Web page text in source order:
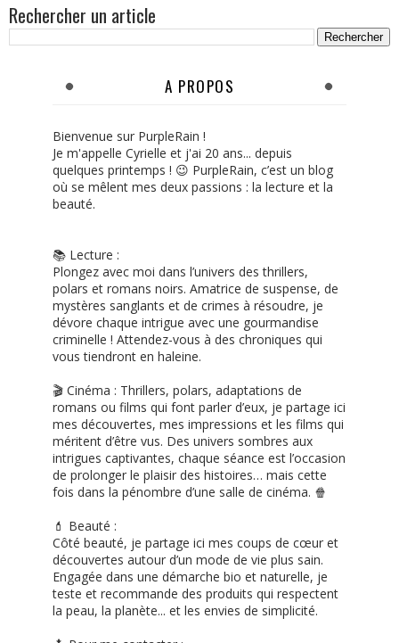
Rechercher un article
A PROPOS
Bienvenue sur PurpleRain !
Je m'appelle Cyrielle et j'ai 20 ans... depuis
quelques printemps ! 😉 PurpleRain, c’est un blog
où se mêlent mes deux passions : la lecture et la
beauté.
📚 Lecture :
Plongez avec moi dans l’univers des thrillers,
polars et romans noirs. Amatrice de suspense, de
mystères sanglants et de crimes à résoudre, je
dévore chaque intrigue avec une gourmandise
criminelle ! Attendez-vous à des chroniques qui
vous tiendront en haleine.
🎬 Cinéma : Thrillers, polars, adaptations de
romans ou films qui font parler d’eux, je partage ici
mes découvertes, mes impressions et les films qui
méritent d’être vus. Des univers sombres aux
intrigues captivantes, chaque séance est l’occasion
de prolonger le plaisir des histoires… mais cette
fois dans la pénombre d’une salle de cinéma. 🍿
💄 Beauté :
Côté beauté, je partage ici mes coups de cœur et
découvertes autour d’un mode de vie plus sain.
Engagée dans une démarche bio et naturelle, je
teste et recommande des produits qui respectent
la peau, la planète... et les envies de simplicité.